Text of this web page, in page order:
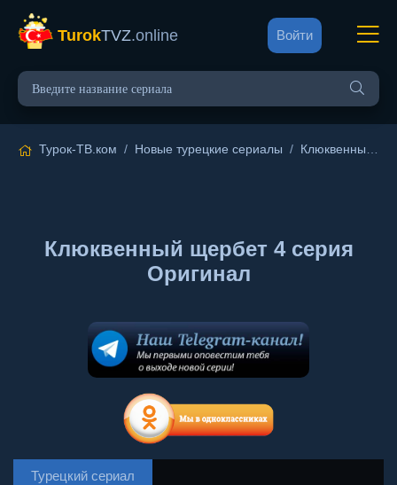
TurokTVZ.online Войти
Турок-ТВ.ком / Новые турецкие сериалы / Клюквенный щербет
Клюквенный щербет 4 серия
Оригинал
Турецкий сериал